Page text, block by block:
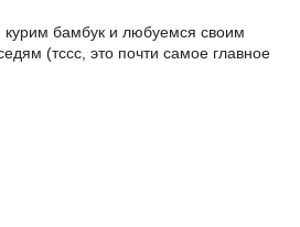
бамбук и любуемся своим
(тссс, это почти самое главное